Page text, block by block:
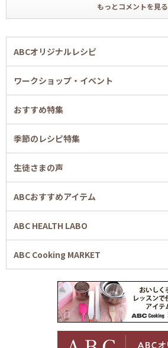
もっとコメントを見る
ABCオリジナルレシピ
ワークショップ・イベント
おすすめ特集
季節のレシピ特集
生徒さまの声
ABCおすすめアイテム
ABC HEALTH LABO
ABC Cooking MARKET